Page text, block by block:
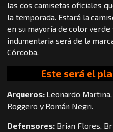
las dos camisetas oficiales
la temporada. Estará la
en su mayoría de color verde
indumentaria será de la
Córdoba.
Este será el
Arqueros: Leonardo
Roggero y Román Negri.
Defensores: Brian Flores,